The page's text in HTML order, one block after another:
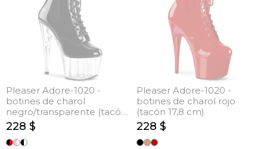
Pleaser Adore-1020 -
botines de charol
negro/transparente (tacón
17,8 cm)
228 $
Pleaser Adore-1020 -
botines de charol rojo
(tacón 17,8 cm)
228 $